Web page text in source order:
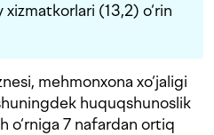
(13,2) o‘rin
mehmonxona xo‘jaligi
huquqshunoslik
o‘rniga 7 nafardan ortiq